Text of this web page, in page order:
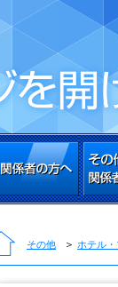
その他 ＞ ホテル